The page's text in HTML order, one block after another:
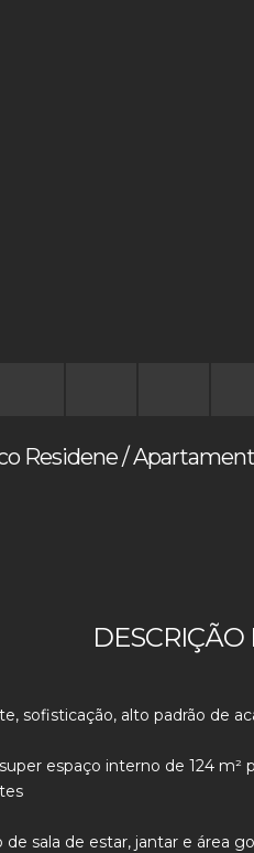
Residene /
sofisticação, alto padrão de
espaço interno de 124 m²
sala de estar, jantar e área